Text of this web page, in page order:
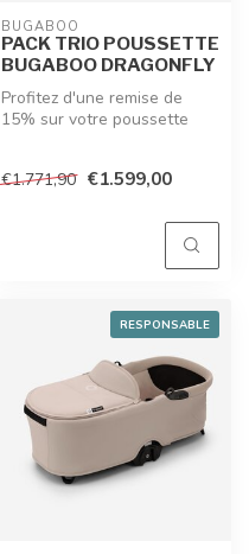
BUGABOO
PACK TRIO POUSSETTE
BUGABOO DRAGONFLY
Profitez d'une remise de
15% sur votre poussette
€1.771,90 €1.599,00
RESPONSABLE